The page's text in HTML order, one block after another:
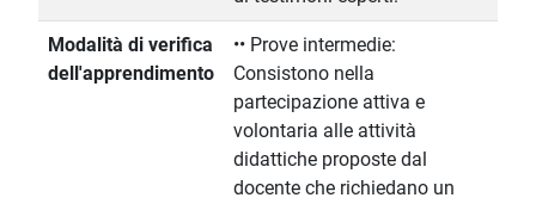
Modalità di verifica
dell'apprendimento
•• Prove intermedie:
Consistono nella
partecipazione attiva e
volontaria alle attività
didattiche proposte dal
docente che richiedano un